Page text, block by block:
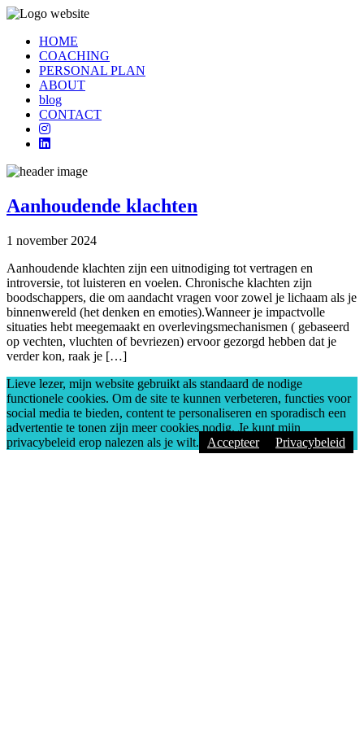
HOME
COACHING
PERSONAL PLAN
ABOUT
blog
CONTACT
Aanhoudende klachten
1 november 2024
Aanhoudende klachten zijn een uitnodiging tot vertragen en
introversie, tot luisteren en voelen. Chronische klachten zijn
boodschappers, die om aandacht vragen voor zowel je lichaam als je
binnenwereld (het denken en emoties).Wanneer je impactvolle
situaties hebt meegemaakt en overlevingsmechanismen ( gebaseerd
op vechten, vluchten of bevriezen) ervoor gezorgd hebben dat je
verder kon, raak je […]
Lieve lezer, mijn website gebruikt als standaard de nodige
functionele cookies. Om de site te kunnen verbeteren, functies voor
social media te bieden, content te personaliseren en sporadisch een
advertentie te tonen zijn meer cookies nodig. Je kunt mijn
privacybeleid erop nalezen als je wilt.
Accepteer Privacybeleid